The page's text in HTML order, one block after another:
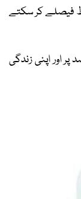
فیصلے کر سکتے
پر اور اپنی زندگی